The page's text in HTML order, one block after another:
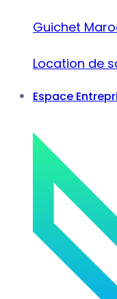
Guichet
Location de
Espace